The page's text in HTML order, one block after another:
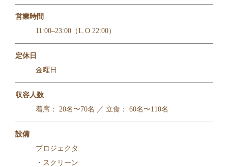
営業時間
11:00–23:00（L.O 22:00）
定休日
金曜日
収容人数
着席： 20名〜70名 ／ 立食： 60名〜110名
設備
プロジェクタ
・スクリーン